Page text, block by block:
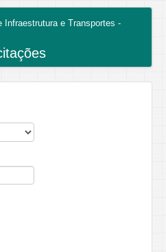
Infraestrutura e Transportes -